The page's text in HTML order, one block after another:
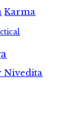
Karma
Nivedita